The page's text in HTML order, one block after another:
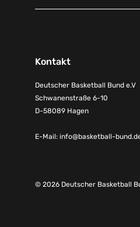
Kontakt
Deutscher Basketball Bund e.V
Schwanenstraße 6-10
D-58089 Hagen
E-Mail: info@basketball-
© 2026 Deutscher Basketball